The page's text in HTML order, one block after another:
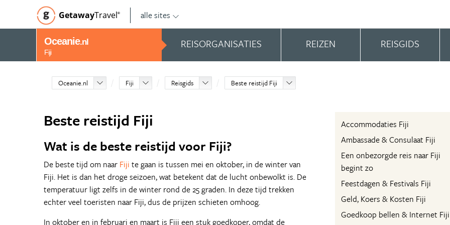
GetawayTravel© alle sites
Oceanie.nl
Fiji
REISORGANISATIES REIZEN REISGIDS
Oceanie.nl Fiji Reisgids Beste reistijd Fiji
Accommodaties Fiji
Ambassade & Consulaat Fiji
Een onbezorgde reis naar Fiji
begint zo
Feestdagen & Festivals Fiji
Geld, Koers & Kosten Fiji
Goedkoop bellen & Internet Fiji
Beste reistijd Fiji
Wat is de beste reistijd voor Fiji?
De beste tijd om naar Fiji te gaan is tussen mei en oktober, in de winter van
Fiji. Het is dan het droge seizoen, wat betekent dat de lucht onbewolkt is. De
temperatuur ligt zelfs in de winter rond de 25 graden. In deze tijd trekken
echter veel toeristen naar Fiji, dus de prijzen schieten omhoog.
In oktober en in februari en maart is Fiji een stuk goedkoper, omdat de